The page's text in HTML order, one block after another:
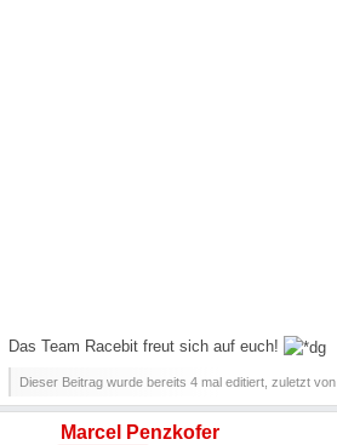
Das Team Racebit freut sich auf euch!
Dieser Beitrag wurde bereits 4 mal editiert, zuletzt von
Marcel Penzkofer